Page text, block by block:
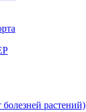
растений)